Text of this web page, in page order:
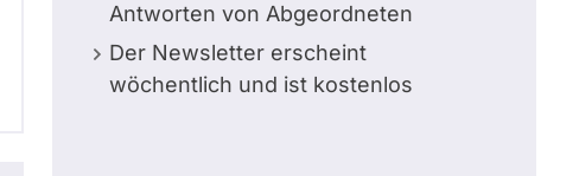
Antworten von Abgeordneten
Der Newsletter erscheint
wöchentlich und ist kostenlos